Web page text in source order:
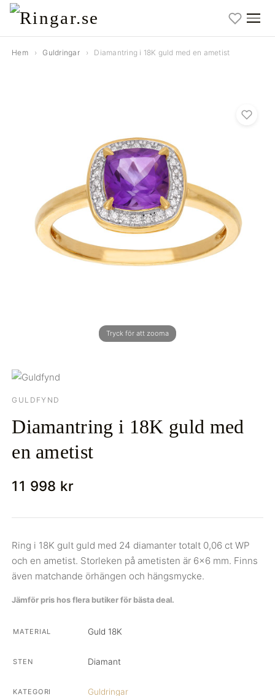
Hem › Guldringar › Diamantring i 18K guld med en ametist
GULDFYND
Diamantring i 18K guld med
en ametist
11 998 kr
Ring i 18K gult guld med 24 diamanter totalt 0,06 ct WP
och en ametist. Storleken på ametisten är 6x6 mm. Finns
även matchande örhängen och hängsmycke.
Jämför pris hos flera butiker för bästa deal.
MATERIAL Guld 18K
STEN Diamant
KATEGORI Guldringar